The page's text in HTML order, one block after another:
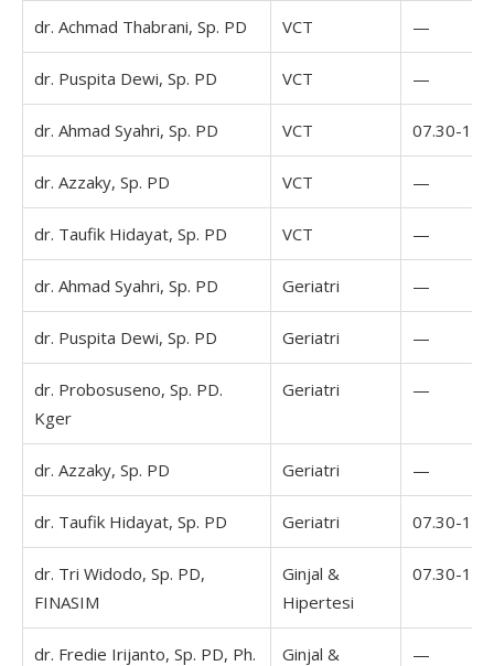
dr. Achmad Thabrani, Sp. PD VCT —
dr. Puspita Dewi, Sp. PD VCT —
dr. Ahmad Syahri, Sp. PD VCT 07.30-
dr. Azzaky, Sp. PD VCT —
dr. Taufik Hidayat, Sp. PD VCT —
dr. Ahmad Syahri, Sp. PD Geriatri —
dr. Puspita Dewi, Sp. PD Geriatri —
dr. Probosuseno, Sp. PD.
Kger
Geriatri —
dr. Azzaky, Sp. PD Geriatri —
dr. Taufik Hidayat, Sp. PD Geriatri 07.30-
dr. Tri Widodo, Sp. PD,
FINASIM
Ginjal &
Hipertesi
07.30-
dr. Fredie Irijanto, Sp. PD, Ph.
Ginjal &
—